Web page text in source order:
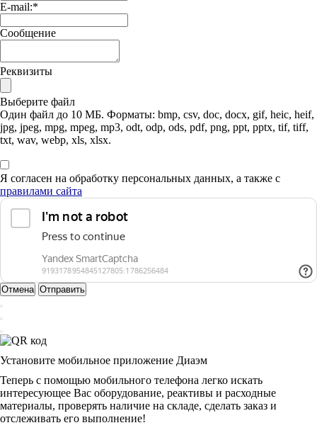
E-mail:*
Сообщение
Реквизиты
Выберите файл
Один файл до 10 МБ. Форматы: bmp, csv, doc, docx, gif, heic, heif,
jpg, jpeg, mpg, mpeg, mp3, odt, odp, ods, pdf, png, ppt, pptx, tif, tiff,
txt, wav, webp, xls, xlsx.
Я согласен на обработку персональных данных, а также с
правилами сайта
Отмена Отправить
Установите мобильное приложение Диаэм
Теперь с помощью мобильного телефона легко искать
интересующее Вас оборудование, реактивы и расходные
материалы, проверять наличие на складе, сделать заказ и
отслеживать его выполнение!